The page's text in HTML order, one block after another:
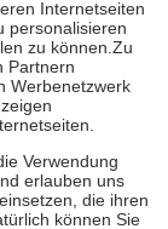
Apotheken.
die
je
Gesundheit zu
unterstützen,
18. Lebensjahr